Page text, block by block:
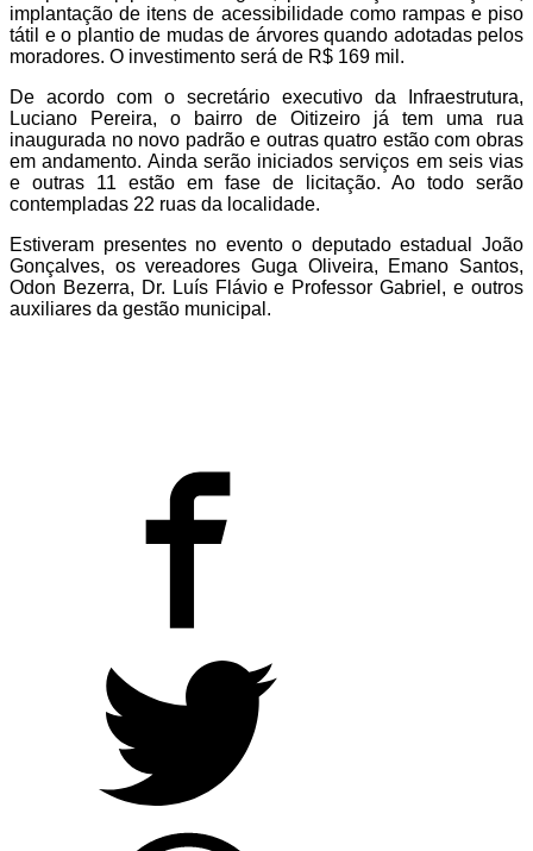
implantação de itens de acessibilidade como rampas e piso
tátil e o plantio de mudas de árvores quando adotadas pelos
moradores. O investimento será de R$ 169 mil.
De acordo com o secretário executivo da Infraestrutura,
Luciano Pereira, o bairro de Oitizeiro já tem uma rua
inaugurada no novo padrão e outras quatro estão com obras
em andamento. Ainda serão iniciados serviços em seis vias
e outras 11 estão em fase de licitação. Ao todo serão
contempladas 22 ruas da localidade.
Estiveram presentes no evento o deputado estadual João
Gonçalves, os vereadores Guga Oliveira, Emano Santos,
Odon Bezerra, Dr. Luís Flávio e Professor Gabriel, e outros
auxiliares da gestão municipal.